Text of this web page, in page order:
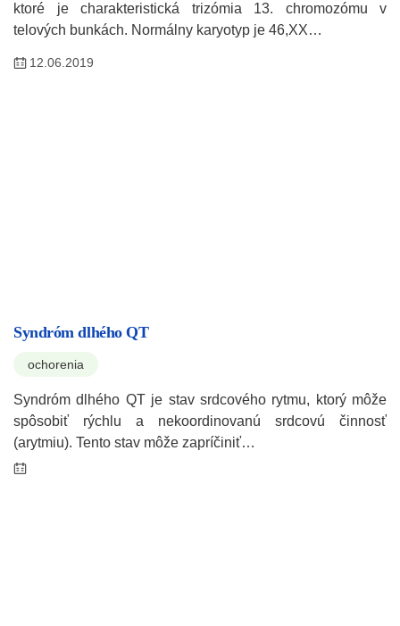
ktoré je charakteristická trizómia 13. chromozómu v
telových bunkách. Normálny karyotyp je 46,XX…
12.06.2019
Syndróm dlhého QT
ochorenia
Syndróm dlhého QT je stav srdcového rytmu, ktorý môže
spôsobiť rýchlu a nekoordinovanú srdcovú činnosť
(arytmiu). Tento stav môže zapríčiniť…